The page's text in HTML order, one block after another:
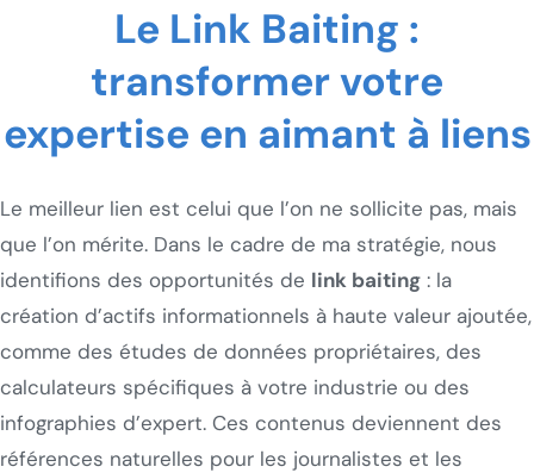
Le Link Baiting :
transformer votre
expertise en aimant à liens
Le meilleur lien est celui que l’on ne sollicite pas, mais
que l’on mérite. Dans le cadre de ma stratégie, nous
identifions des opportunités de link baiting : la
création d’actifs informationnels à haute valeur ajoutée,
comme des études de données propriétaires, des
calculateurs spécifiques à votre industrie ou des
infographies d’expert. Ces contenus deviennent des
références naturelles pour les journalistes et les